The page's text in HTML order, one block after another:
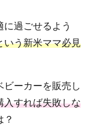
過ごせるよう
いう新米ママ必見
ビーカーを販売し
入すれば失敗しな
？